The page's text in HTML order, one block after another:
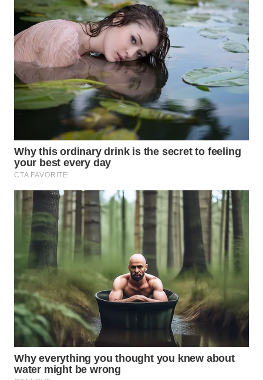
WN
LANGKAT
WN
TAPANULI
WN
WN
KARO
WN
SIMALUNGUN
WN
LABUHANBATU
WN
TAPANULI
TENGAH
WN DELI
SERDANG